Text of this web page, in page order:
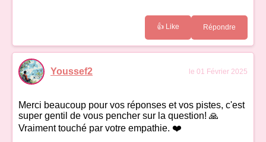
👍 Like Répondre
Youssef2 le 01 Février 2025
Merci beaucoup pour vos réponses et vos pistes, c'est
super gentil de vous pencher sur la question! 🙏
Vraiment touché par votre empathie. ❤️